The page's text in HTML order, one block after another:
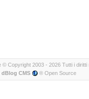
© Copyright 2003 - 2026 Tutti i diritti
dBlog CMS ® Open Source